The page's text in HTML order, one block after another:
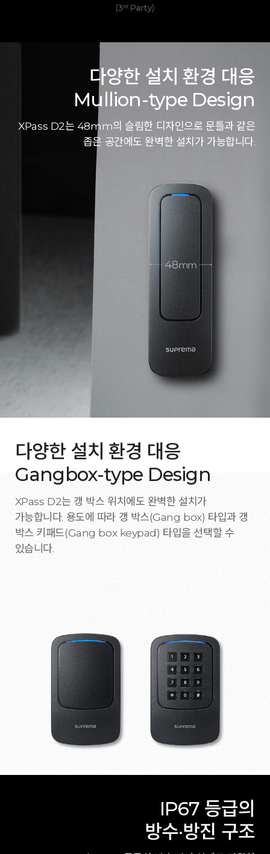
다양한 설치 환경 대응
Mullion-type Design
XPass D2는 48mm의 슬림한 디자인으로 문틀과 같은
좁은 공간에도 완벽한 설치가 가능합니다.
다양한 설치 환경 대응
Gangbox-type Design
XPass D2는 갱 박스 위치에도 완벽한 설치가
가능합니다. 용도에 따라 갱 박스(Gang box) 타입과 갱
박스 키패드(Gang box keypad) 타입을 선택할 수
있습니다.
IP67 등급의
방수·방진 구조